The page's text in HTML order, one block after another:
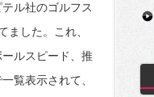
ル社のゴルフス
ました。これ、
ルスピード、推
覧表示されて、